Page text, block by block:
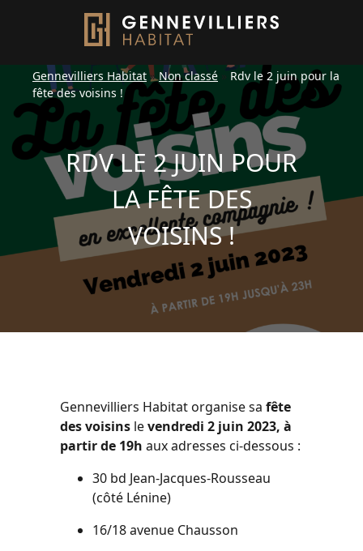
RDV LE 2 JUIN POUR
LA FÊTE DES
VOISINS !
Gennevilliers Habitat»Non classé » Rdv le 2 juin pour la
fête des voisins !
Gennevilliers Habitat organise sa fête
des voisins levendredi 2 juin 2023, à
partir de 19h aux adresses ci-dessous :
30 bd Jean-Jacques-Rousseau
(côté Lénine)
16/18 avenue Chausson